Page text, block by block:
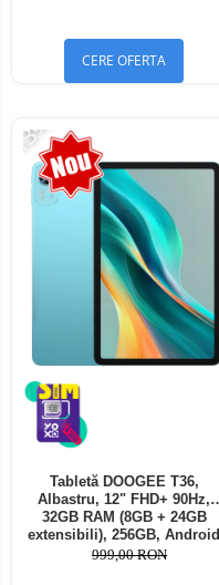
CERE OFERTA
-13%
Tabletă DOOGEE T36,
Albastru, 12" FHD+ 90Hz,
32GB RAM (8GB + 24GB
extensibili), 256GB, Android
15, 8800mAh, Dual SIM
999,00 RON